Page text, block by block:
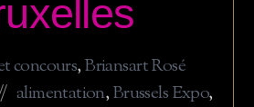
concours,Briansart Rosé
alimentation,Brussels Expo,